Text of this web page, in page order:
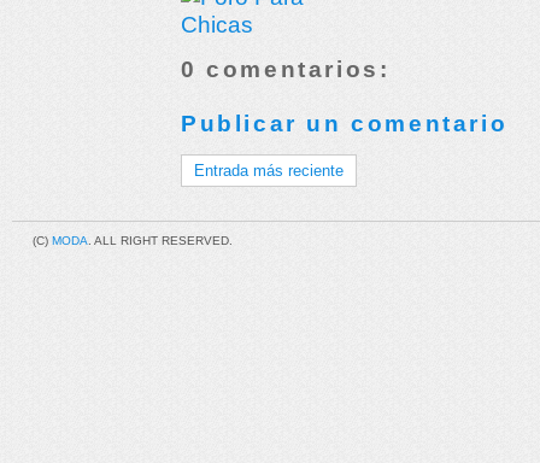
0 comentarios:
Publicar un comentario
Entrada más reciente
(C) MODA . ALL RIGHT RESERVED.